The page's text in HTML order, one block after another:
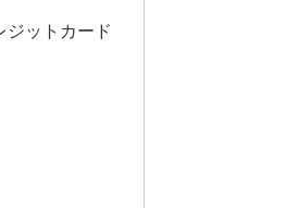
ジットカード